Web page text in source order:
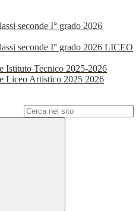
seconde I° grado 2026
seconde I° grado 2026 LICEO
Istituto Tecnico 2025-2026
Liceo Artistico 2025 2026